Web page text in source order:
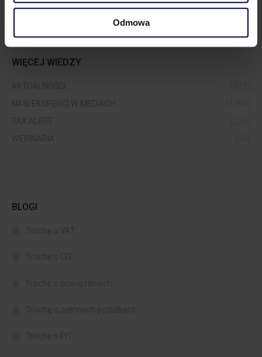
Odmowa
WIĘCEJ WIEDZY
AKTUALNOŚCI
NASI EKSPERCI W MEDIACH
TAX ALERT
WEBINARIA
BLOGI
Trochę o VAT
Trochę o CIT
Trochę o powiązaniach​
Trochę o zielonych podatkach
Trochę o PIT